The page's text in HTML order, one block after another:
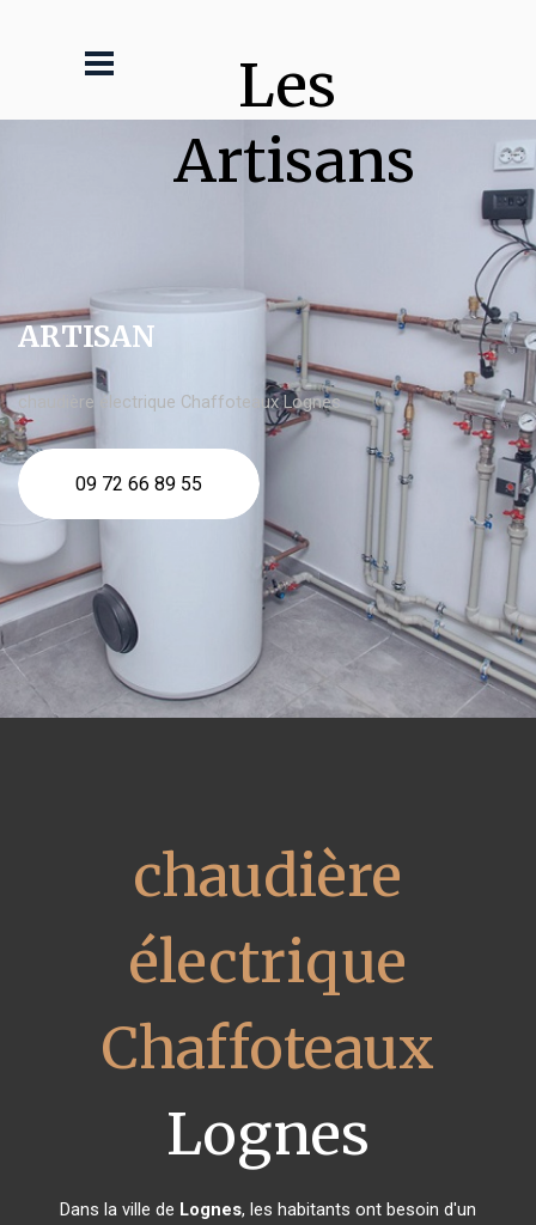
Les
Artisans
ARTISAN
chaudière électrique Chaffoteaux Lognes
09 72 66 89 55
chaudière
électrique
Chaffoteaux
Lognes
Dans la ville de Lognes, les habitants ont besoin d'un